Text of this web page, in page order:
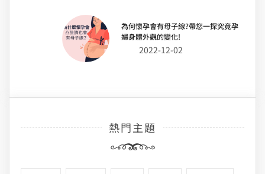
為何懷孕會有母子線?帶您一探究竟孕
婦身體外觀的變化!
2022-12-02
熱門主題